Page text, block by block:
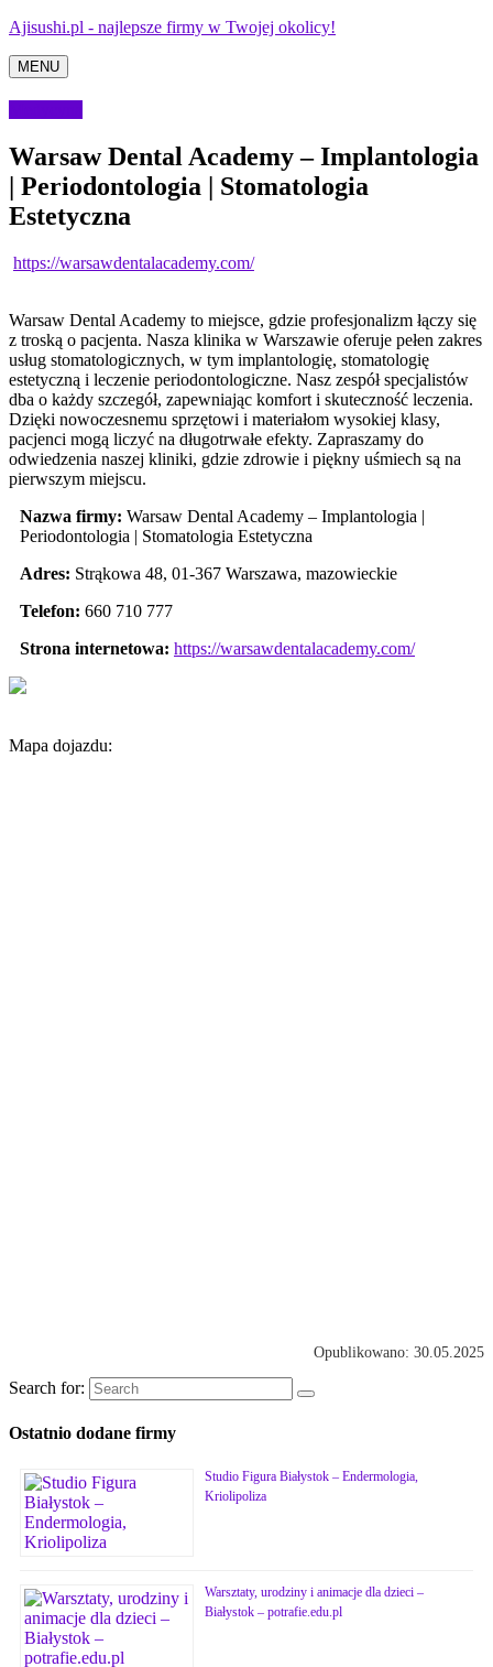
Ajisushi.pl - najlepsze firmy w Twojej okolicy!
MENU
Warsaw Dental Academy – Implantologia
| Periodontologia | Stomatologia
Estetyczna
https://warsawdentalacademy.com/
Warsaw Dental Academy to miejsce, gdzie profesjonalizm łączy się
z troską o pacjenta. Nasza klinika w Warszawie oferuje pełen zakres
usług stomatologicznych, w tym implantologię, stomatologię
estetyczną i leczenie periodontologiczne. Nasz zespół specjalistów
dba o każdy szczegół, zapewniając komfort i skuteczność leczenia.
Dzięki nowoczesnemu sprzętowi i materiałom wysokiej klasy,
pacjenci mogą liczyć na długotrwałe efekty. Zapraszamy do
odwiedzenia naszej kliniki, gdzie zdrowie i piękny uśmiech są na
pierwszym miejscu.
Nazwa firmy: Warsaw Dental Academy – Implantologia |
Periodontologia | Stomatologia Estetyczna
Adres: Strąkowa 48, 01-367 Warszawa, mazowieckie
Telefon: 660 710 777
Strona internetowa: https://warsawdentalacademy.com/
Mapa dojazdu:
Opublikowano: 30.05.2025
Search for:
Ostatnio dodane firmy
Studio Figura Białystok – Endermologia,
Kriolipoliza
Warsztaty, urodziny i animacje dla dzieci –
Białystok – potrafie.edu.pl